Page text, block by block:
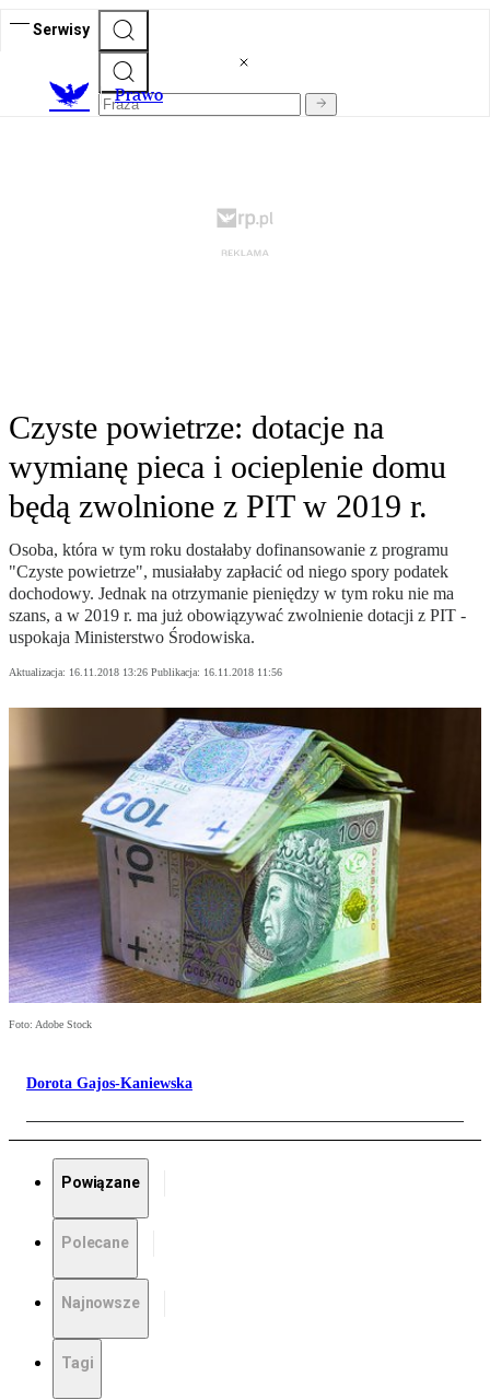
Serwisy
Prawo
Czyste powietrze: dotacje na
wymianę pieca i ocieplenie domu
będą zwolnione z PIT w 2019 r.
Osoba, która w tym roku dostałaby dofinansowanie z programu
"Czyste powietrze", musiałaby zapłacić od niego spory podatek
dochodowy. Jednak na otrzymanie pieniędzy w tym roku nie ma
szans, a w 2019 r. ma już obowiązywać zwolnienie dotacji z PIT -
uspokaja Ministerstwo Środowiska.
Aktualizacja: 16.11.2018 13:26 Publikacja: 16.11.2018 11:56
Foto: Adobe Stock
Dorota Gajos-Kaniewska
Powiązane
Polecane
Najnowsze
Tagi